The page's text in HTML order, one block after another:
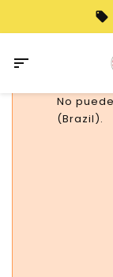

No
(Brazil).